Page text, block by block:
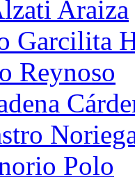
Araiza
Garcilita
Reynoso
Polo